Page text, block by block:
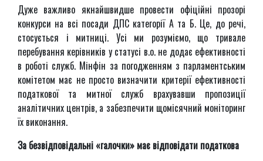
Дуже важливо якнайшвидше провести офіційні прозорі
конкурси на всі посади ДПС категорії А та Б. Це, до речі,
стосується і митниці. Усі ми розуміємо, що тривале
перебування керівників у статусі в.о. не додає ефективності
в роботі служб. Мінфін за погодженням з парламентським
комітетом має не просто визначити критерії ефективності
податкової та митної служб врахувавши пропозиції
аналітичних центрів, а забезпечити щомісячний моніторинг
їх виконання.
За безвідповідальні «галочки» має відповідати податкова